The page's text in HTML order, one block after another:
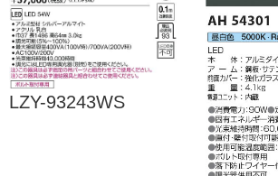
LZY-93243WS